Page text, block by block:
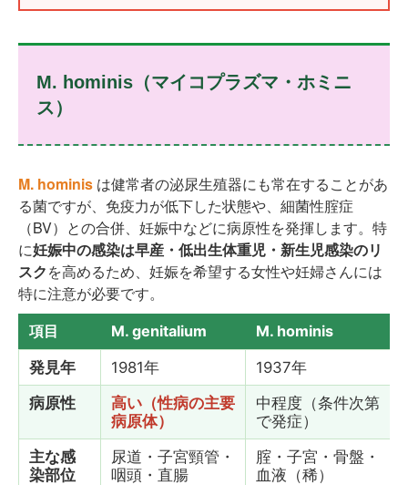
M. hominis（マイコプラズマ・ホミニ
ス）
M. hominis は健常者の泌尿生殖器にも常在することがあ
る菌ですが、免疫力が低下した状態や、細菌性腟症
（BV）との合併、妊娠中などに病原性を発揮します。特
に妊娠中の感染は早産・低出生体重児・新生児感染のリ
スクを高めるため、妊娠を希望する女性や妊婦さんには
特に注意が必要です。
項目 M. genitalium
M. hominis
発見年
1981年
1937年
病原性
高い（性病の主要
病原体）
中程度（条件次第
で発症）
主な感
染部位
尿道・子宮頸管・
咽頭・直腸
腟・子宮・骨盤・
血液（稀）